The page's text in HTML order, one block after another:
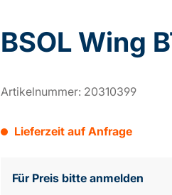
BSOL Wing
Artikelnummer: 20310399
Lieferzeit auf Anfrage
Für Preis bitte anmelden